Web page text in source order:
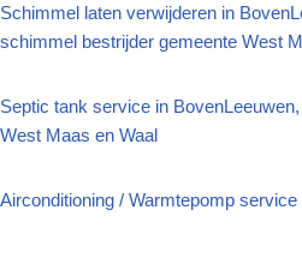
Schimmel laten verwijderen in
schimmel bestrijder gemeente West
Septic tank service in
West Maas en Waal
Airconditioning / Warmtepomp